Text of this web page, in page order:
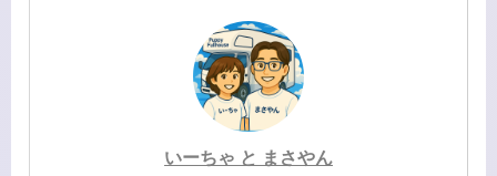
いーちゃ と まさやん